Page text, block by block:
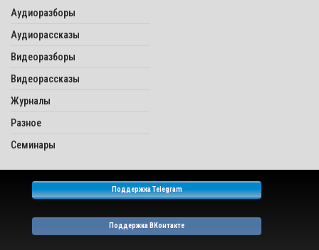
Аудиоразборы
Аудиорассказы
Видеоразборы
Видеорассказы
Журналы
Разное
Семинары
Поддержка Telegram
Поддержка ВКонтакте